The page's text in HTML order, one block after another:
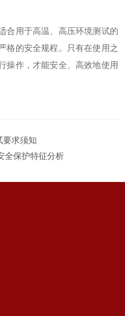
用于高温、高压环境测试的
格的安全规程。只有在使用之
操作，才能安全、高效地使用
要求须知
全保护特征分析